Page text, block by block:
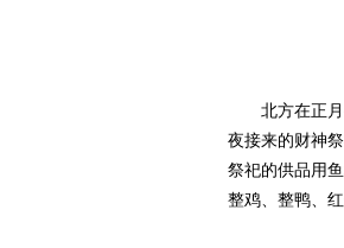
北方在正月
夜接来的财神
祭祀的供品用
整鸡、整鸭、